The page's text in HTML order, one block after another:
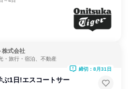
株式会社
・旅行・宿泊、不動産
ぶ1日!エスコートサー
締切：8月31日